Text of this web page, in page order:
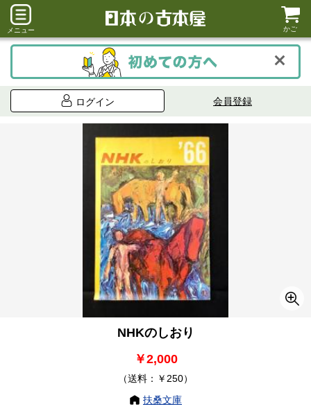
メニュー かご
ログイン 会員登録
NHKのしおり
￥2,000
（送料：￥250）
扶桑文庫